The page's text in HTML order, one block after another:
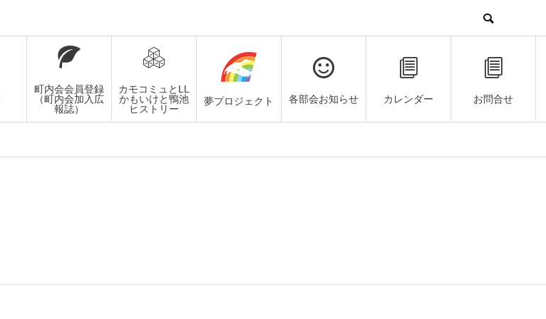
町内会会員登録
（町内会加入広
報誌）
カモコミュとLL
かもいけと鴨池
ヒストリー
夢プロジェクト 各部会お知らせ カレンダー お問合せ